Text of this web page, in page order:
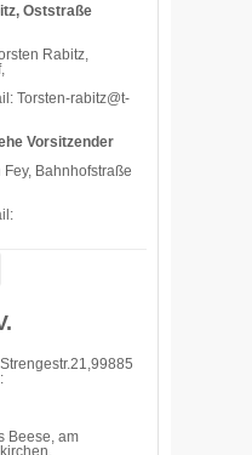
Oststraße
Rabitz,
Torsten-rabitz@t-
Vorsitzender
Bahnhofstraße
Beese, am